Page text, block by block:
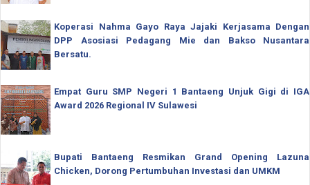
Koperasi Nahma Gayo Raya Jajaki Kerjasama Dengan
DPP Asosiasi Pedagang Mie dan Bakso Nusantara
Bersatu.
Empat Guru SMP Negeri 1 Bantaeng Unjuk Gigi di IGA
Award 2026 Regional IV Sulawesi
Bupati Bantaeng Resmikan Grand Opening Lazuna
Chicken, Dorong Pertumbuhan Investasi dan UMKM